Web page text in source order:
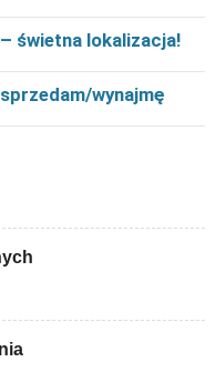
świetna lokalizacja!
wynajmę